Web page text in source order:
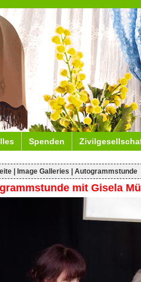
Spenden
Image Galleries Autogrammstunde
mit Gisela